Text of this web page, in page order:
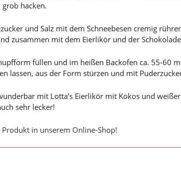
grob hacken.
und Salz mit dem Schneebesen cremig
zusammen mit dem Eierlikör und der
füllen und im heißen Backofen ca. 55-60
lassen, aus der Form stürzen und mit
mit Lotta’s Eierlikör mit Kokos und
sehr lecker!
in unserem Online-Shop!